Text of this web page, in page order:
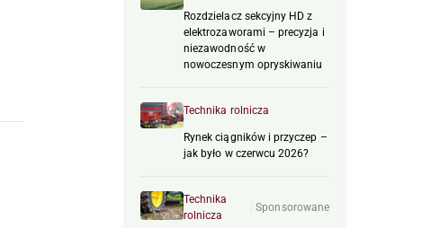
Rozdzielacz sekcyjny HD z
elektrozaworami – precyzja i
niezawodność w
nowoczesnym opryskiwaniu
Technika rolnicza
Rynek ciągników i przyczep –
jak było w czerwcu 2026?
Technika
rolnicza
Sponsorowane